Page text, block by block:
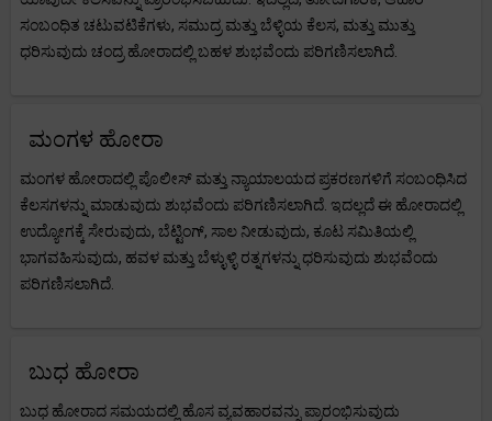
ಸಂಬಂಧಿತ ಚಟುವಟಿಕೆಗಳು, ಸಮುದ್ರ ಮತ್ತು ಬೆಳ್ಳಿಯ ಕೆಲಸ, ಮತ್ತು ಮುತ್ತು
ಧರಿಸುವುದು ಚಂದ್ರ ಹೋರಾದಲ್ಲಿ ಬಹಳ ಶುಭವೆಂದು ಪರಿಗಣಿಸಲಾಗಿದೆ.
ಮಂಗಳ ಹೋರಾ
ಮಂಗಳ ಹೋರಾದಲ್ಲಿ ಪೊಲೀಸ್ ಮತ್ತು ನ್ಯಾಯಾಲಯದ ಪ್ರಕರಣಗಳಿಗೆ ಸಂಬಂಧಿಸಿದ
ಕೆಲಸಗಳನ್ನು ಮಾಡುವುದು ಶುಭವೆಂದು ಪರಿಗಣಿಸಲಾಗಿದೆ. ಇದಲ್ಲದೆ ಈ ಹೋರಾದಲ್ಲಿ
ಉದ್ಯೋಗಕ್ಕೆ ಸೇರುವುದು, ಬೆಟ್ಟಿಂಗ್, ಸಾಲ ನೀಡುವುದು, ಕೂಟ ಸಮಿತಿಯಲ್ಲಿ
ಭಾಗವಹಿಸುವುದು, ಹವಳ ಮತ್ತು ಬೆಳ್ಳುಳ್ಳಿ ರತ್ನಗಳನ್ನು ಧರಿಸುವುದು ಶುಭವೆಂದು
ಪರಿಗಣಿಸಲಾಗಿದೆ.
ಬುಧ ಹೋರಾ
ಬುಧ ಹೋರಾದ ಸಮಯದಲ್ಲಿ ಹೊಸ ವ್ಯವಹಾರವನ್ನು ಪ್ರಾರಂಭಿಸುವುದು